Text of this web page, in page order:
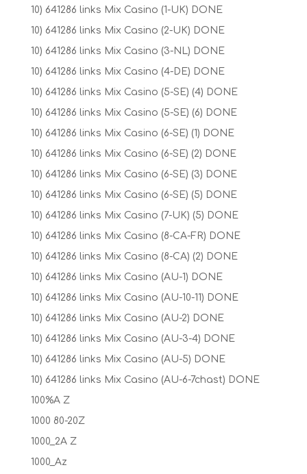
10) 641286 links Mix Casino (1-UK) DONE
10) 641286 links Mix Casino (2-UK) DONE
10) 641286 links Mix Casino (3-NL) DONE
10) 641286 links Mix Casino (4-DE) DONE
10) 641286 links Mix Casino (5-SE) (4) DONE
10) 641286 links Mix Casino (5-SE) (6) DONE
10) 641286 links Mix Casino (6-SE) (1) DONE
10) 641286 links Mix Casino (6-SE) (2) DONE
10) 641286 links Mix Casino (6-SE) (3) DONE
10) 641286 links Mix Casino (6-SE) (5) DONE
10) 641286 links Mix Casino (7-UK) (5) DONE
10) 641286 links Mix Casino (8-CA-FR) DONE
10) 641286 links Mix Casino (8-CA) (2) DONE
10) 641286 links Mix Casino (AU-1) DONE
10) 641286 links Mix Casino (AU-10-11) DONE
10) 641286 links Mix Casino (AU-2) DONE
10) 641286 links Mix Casino (AU-3-4) DONE
10) 641286 links Mix Casino (AU-5) DONE
10) 641286 links Mix Casino (AU-6-7chast) DONE
100%A Z
1000 80-20Z
1000_2A Z
1000_Az